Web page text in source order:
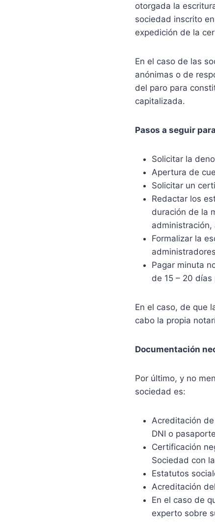
otorgada la
sociedad inscrito
expedición de la
En el caso de las
anónimas o de
del paro para
capitalizada.
Pasos a seguir
Solicitar la
Apertura de
Solicitar un
Redactar los
duración de la
administración,
Formalizar la
Pagar minuta
de 15 – 20
En el caso, de que
cabo la propia
Documentación
Por último, y no
sociedad es:
Acreditación
DNI o
Certificación
Sociedad con
Estatutos
Acreditación
En el caso de
experto sobre